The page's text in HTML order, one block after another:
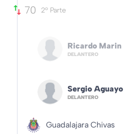
70 2º Parte
Ricardo Marin
DELANTERO
Sergio Aguayo
DELANTERO
Guadalajara Chivas